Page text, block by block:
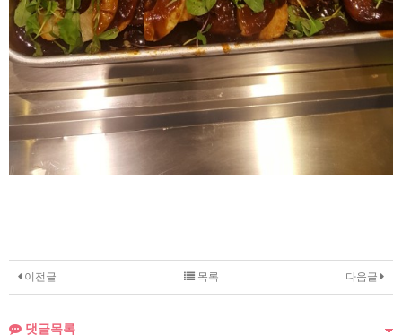
이전글 다음글
목록
댓글목록